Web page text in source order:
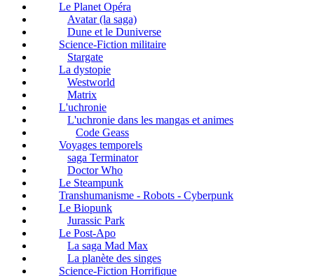
Le Planet Opéra
Avatar (la saga)
Dune et le Duniverse
Science-Fiction militaire
Stargate
La dystopie
Westworld
Matrix
L'uchronie
L'uchronie dans les mangas et animes
Code Geass
Voyages temporels
saga Terminator
Doctor Who
Le Steampunk
Transhumanisme - Robots - Cyberpunk
Le Biopunk
Jurassic Park
Le Post-Apo
La saga Mad Max
La planète des singes
Science-Fiction Horrifique